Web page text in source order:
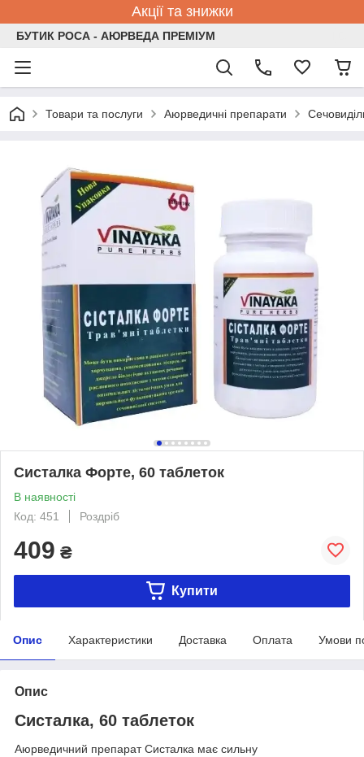
Акції та знижки
БУТИК РОСА - АЮРВЕДА ПРЕМІУМ
Товари та послуги Аюрведичні препарати
Систалка Форте, 60 таблеток
В наявності
Код: 451
Роздріб
409 ₴
Купити
Опис Характеристики Доставка Оплата Умови
Опис
Систалка, 60 таблеток
Аюрведичний препарат Систалка має сильну